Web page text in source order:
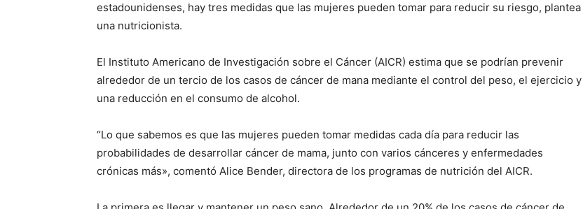
estadounidenses, hay tres medidas que las mujeres pueden tomar para reducir su riesgo, plantea
una nutricionista.
El Instituto Americano de Investigación sobre el Cáncer (AICR) estima que se podrían prevenir
alrededor de un tercio de los casos de cáncer de mana mediante el control del peso, el ejercicio y
una reducción en el consumo de alcohol.
“Lo que sabemos es que las mujeres pueden tomar medidas cada día para reducir las
probabilidades de desarrollar cáncer de mama, junto con varios cánceres y enfermedades
crónicas más», comentó Alice Bender, directora de los programas de nutrición del AICR.